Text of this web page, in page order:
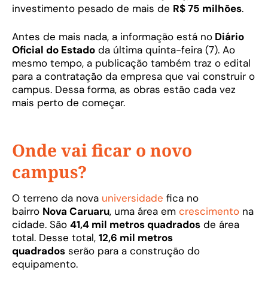
investimento pesado de mais de R$ 75 milhões.
Antes de mais nada, a informação está no Diário
Oficial do Estado da última quinta-feira (7). Ao
mesmo tempo, a publicação também traz o edital
para a contratação da empresa que vai construir o
campus. Dessa forma, as obras estão cada vez
mais perto de começar.
Onde vai ficar o novo
campus?
O terreno da nova universidade fica no
bairro Nova Caruaru, uma área em crescimento na
cidade. São 41,4 mil metros quadrados de área
total. Desse total, 12,6 mil metros
quadrados serão para a construção do
equipamento.